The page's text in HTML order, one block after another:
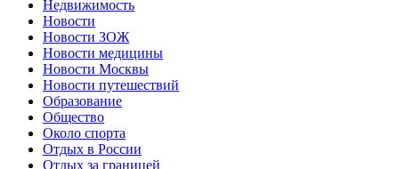
Недвижимость
Новости
Новости ЗОЖ
Новости медицины
Новости Москвы
Новости путешествий
Образование
Общество
Около спорта
Отдых в России
Отдых за границей